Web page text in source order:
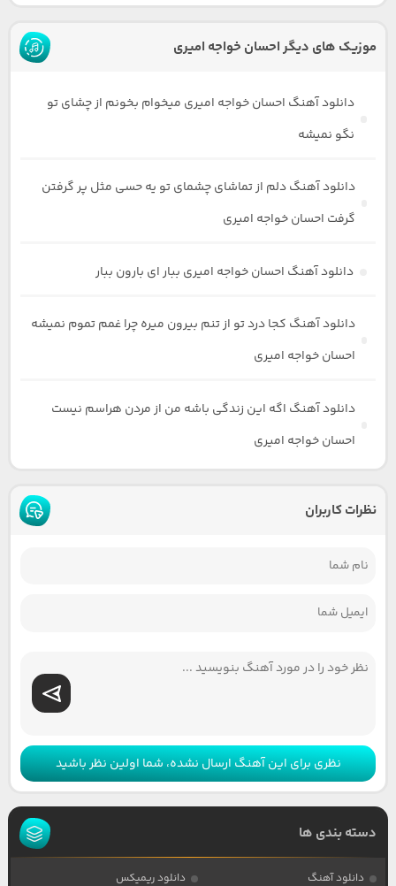
موزیک های دیگر احسان خواجه امیری
دانلود آهنگ احسان خواجه امیری میخوام بخونم از چشای تو
نگو نمیشه
دانلود آهنگ دلم از تماشای چشمای تو یه حسی مثل پر گرفتن
گرفت احسان خواجه امیری
دانلود آهنگ احسان خواجه امیری ببار ای بارون ببار
دانلود آهنگ کجا درد تو از تنم بیرون میره چرا غمم تموم نمیشه
احسان خواجه امیری
دانلود آهنگ اگه این زندگی باشه من از مردن هراسم نیست
احسان خواجه امیری
نظرات کاربران
نظری برای این آهنگ ارسال نشده، شما اولین نظر باشید
دسته بندی ها
دانلود آهنگ دانلود ریمیکس